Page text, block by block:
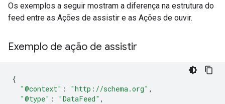
Os exemplos a seguir mostram a diferença na estrutura do
feed entre as Ações de assistir e as Ações de ouvir.
Exemplo de ação de assistir
{
"@context" : "http://schema.org" ,
"@type" : "DataFeed" ,